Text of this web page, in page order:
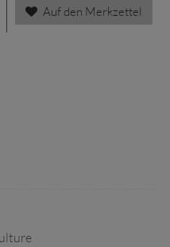
Auf den Merkzettel